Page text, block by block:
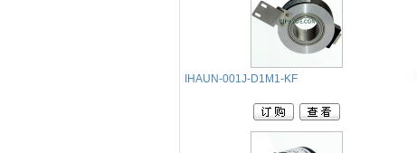
IHAUN-001J-D1M1-KF